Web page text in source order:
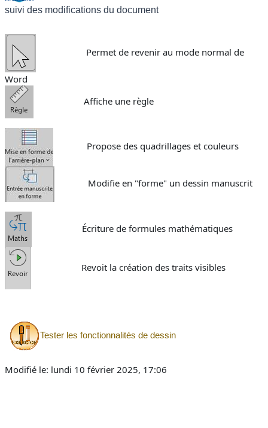
suivi des modifications du document
Permet de revenir au mode normal de
Word
Affiche une règle
Propose des quadrillages et couleurs
Modifie en "forme" un dessin manuscrit
Écriture de formules mathématiques
Revoit la création des traits visibles
Tester les fonctionnalités de dessin
Modifié le: lundi 10 février 2025, 17:06